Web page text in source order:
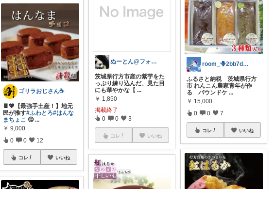
ゴリラおじさん☕️
🍫💖【最強手土産！】地元
民が推す#ふわとろ#はんな
まちょこ 🤤 ...
￥ 9,000
0 0 12
コレ いいね
ぬーとん@フォロバ100％
茨城県行方市産の紫芋をた
っぷり練り込んだ、見た目
にも華やかな【 ...
￥ 1,850
掲載終了
0 0 3
コレ いいね
room_🪻2bb7d8bc05
ふるさと納税 茨城県行方
市 れんこん農家青年が作
る パウンドケ ...
￥ 15,000
0 0 7
コレ いいね